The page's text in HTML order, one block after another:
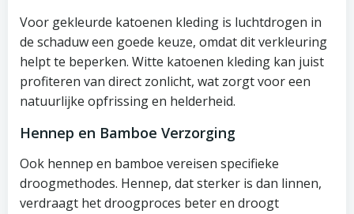
Voor gekleurde katoenen kleding is luchtdrogen in
de schaduw een goede keuze, omdat dit verkleuring
helpt te beperken. Witte katoenen kleding kan juist
profiteren van direct zonlicht, wat zorgt voor een
natuurlijke opfrissing en helderheid.
Hennep en Bamboe Verzorging
Ook hennep en bamboe vereisen specifieke
droogmethodes. Hennep, dat sterker is dan linnen,
verdraagt het droogproces beter en droogt